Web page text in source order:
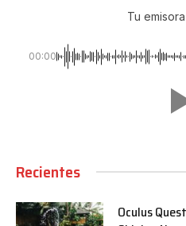
Tu
00:00
Recientes
Oculus